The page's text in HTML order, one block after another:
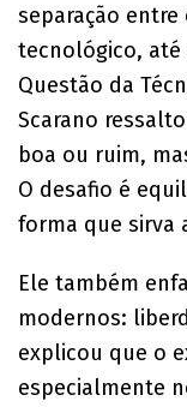
separação
tecnológico,
Questão da
Scarano
boa ou ruim,
O desafio é
forma que sirva
Ele também
modernos:
explicou que o
especialmente